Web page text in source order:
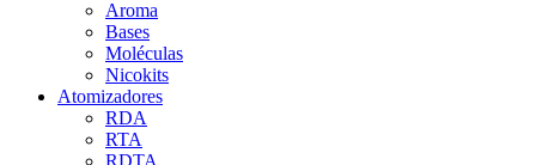
Aroma
Bases
Moléculas
Nicokits
Atomizadores
RDA
RTA
RDTA